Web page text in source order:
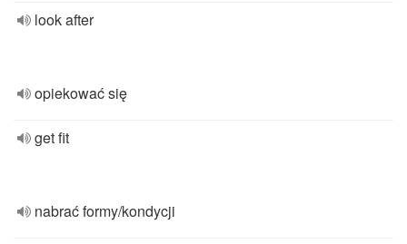
look after
opiekować się
get fit
nabrać formy/kondycji